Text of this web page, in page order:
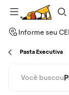
Informe seu
Pasta Executiva
Você buscou